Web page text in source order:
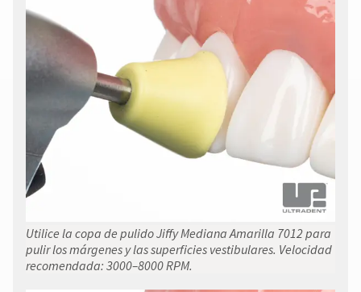
Utilice la copa de pulido Jiffy Mediana Amarilla 7012 para
pulir los márgenes y las superficies vestibulares. Velocidad
recomendada: 3000–8000 RPM.